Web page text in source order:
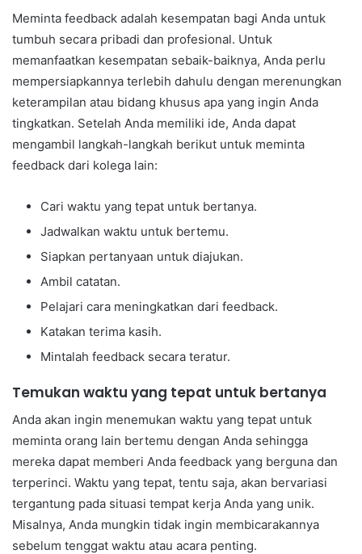
Meminta feedback adalah kesempatan bagi Anda untuk
tumbuh secara pribadi dan profesional. Untuk
memanfaatkan kesempatan sebaik-baiknya, Anda perlu
mempersiapkannya terlebih dahulu dengan merenungkan
keterampilan atau bidang khusus apa yang ingin Anda
tingkatkan. Setelah Anda memiliki ide, Anda dapat
mengambil langkah-langkah berikut untuk meminta
feedback dari kolega lain:
Cari waktu yang tepat untuk bertanya.
Jadwalkan waktu untuk bertemu.
Siapkan pertanyaan untuk diajukan.
Ambil catatan.
Pelajari cara meningkatkan dari feedback.
Katakan terima kasih.
Mintalah feedback secara teratur.
Temukan waktu yang tepat untuk bertanya
Anda akan ingin menemukan waktu yang tepat untuk
meminta orang lain bertemu dengan Anda sehingga
mereka dapat memberi Anda feedback yang berguna dan
terperinci. Waktu yang tepat, tentu saja, akan bervariasi
tergantung pada situasi tempat kerja Anda yang unik.
Misalnya, Anda mungkin tidak ingin membicarakannya
sebelum tenggat waktu atau acara penting.